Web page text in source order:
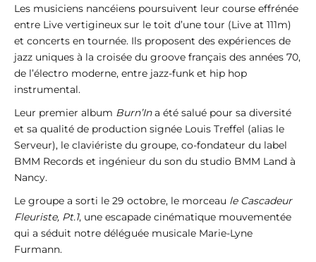
Les musiciens nancéiens poursuivent leur course effrénée
entre Live vertigineux sur le toit d’une tour (Live at 111m)
et concerts en tournée. Ils proposent des expériences de
jazz uniques à la croisée du groove français des années 70,
de l’électro moderne, entre jazz-funk et hip hop
instrumental.
Leur premier album Burn’Ina été salué pour sa diversité
et sa qualité de production signée Louis Treffel (alias le
Serveur), le claviériste du groupe, co-fondateur du label
BMM Records et ingénieur du son du studio BMM Land à
Nancy.
Le groupe a sorti le 29 octobre, le morceau le Cascadeur
Fleuriste, Pt.1, une escapade cinématique mouvementée
qui a séduit notre déléguée musicale Marie-Lyne
Furmann.